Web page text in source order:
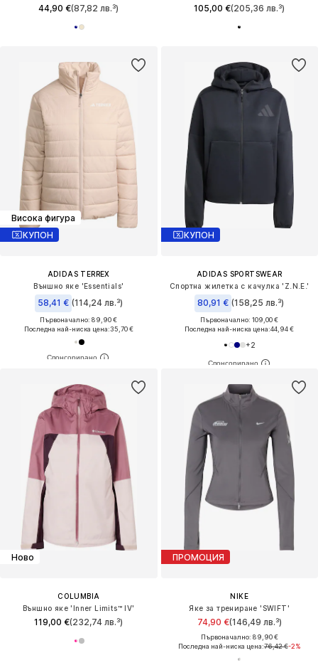
44,90 €(87,82 лв.³) 105,00 €(205,36 лв.³)
Висока фигура
КУПОН
ADIDAS TERREX
Външно яке 'Essentials'
58,41 € (114,24 лв.³)
Първоначално: 89,90 €
Последна най-ниска цена:35,70 €
КУПОН
ADIDAS SPORTSWEAR
Спортна жилетка с качулка 'Z.N.E.'
80,91 € (158,25 лв.³)
Първоначално: 109,00 €
Последна най-ниска цена:44,94 €
+2
Ново
COLUMBIA
Външно яке 'Inner Limits™ IV'
119,00 €(232,74 лв.³)
ПРОМОЦИЯ
NIKE
Яке за трениране 'SWIFT'
74,90 €(146,49 лв.³)
Първоначално: 89,90 €
Последна най-ниска цена:76,42 €-2%